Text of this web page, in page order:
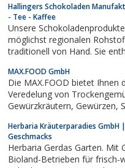
Hallingers Schokoladen
- Tee - Kaffee
Unsere
möglichst regionalen
traditionell von Hand. Sie
MAX.FOOD GmbH
Die MAX.FOOD bietet
Veredelung von Trockengemüse, Trockenpilzen, Tee,
Gewürzkräutern, Gewürzen, Saaten und trockenen
Lohnveredelung verbinden
ständigen Entwicklung
Herbaria Kräuterparadies GmbH
Geschmacks
Herbaria Gerdas Garten. Mit
Bioland-Betrieben für frisch-